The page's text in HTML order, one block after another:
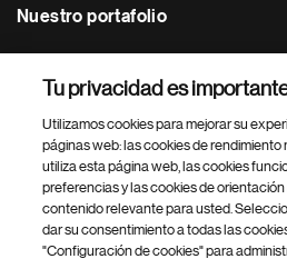
Nuestro portafolio
Footer Site Search
Tu privacidad es
Utilizamos cookies para mejorar su
páginas web: las cookies de
utiliza esta página web, las cookies
preferencias y las cookies de
contenido relevante para usted.
dar su consentimiento a todas las
"Configuración de cookies" para